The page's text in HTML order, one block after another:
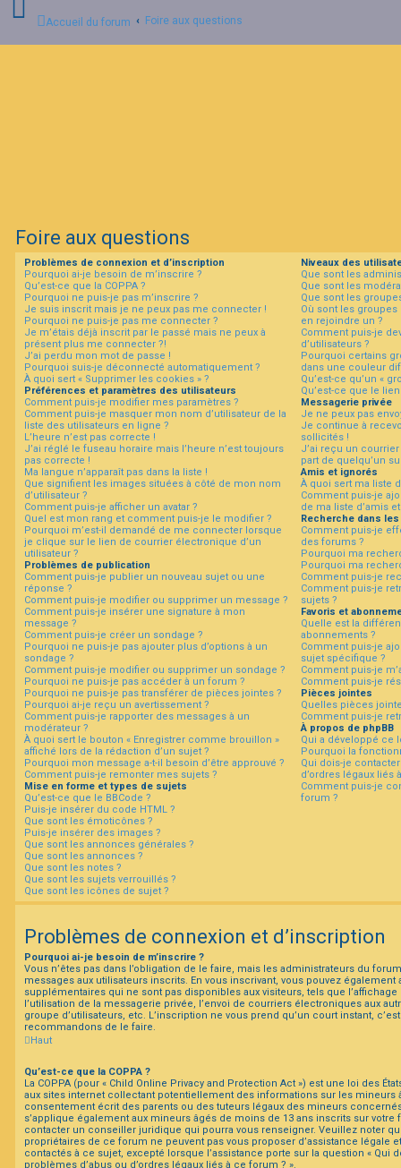
I
Accueil du forum Foire aux questions
Foire aux questions
Problèmes de connexion et d’inscription
Pourquoi ai-je besoin de m’inscrire ?
Qu’est-ce que la COPPA ?
Pourquoi ne puis-je pas m’inscrire ?
Je suis inscrit mais je ne peux pas me connecter !
Pourquoi ne puis-je pas me connecter ?
Je m’étais déjà inscrit par le passé mais ne peux à
présent plus me connecter ?!
J’ai perdu mon mot de passe !
Pourquoi suis-je déconnecté automatiquement ?
À quoi sert « Supprimer les cookies » ?
Préférences et paramètres des utilisateurs
Comment puis-je modifier mes paramètres ?
Comment puis-je masquer mon nom d’utilisateur de la
liste des utilisateurs en ligne ?
L’heure n’est pas correcte !
J’ai réglé le fuseau horaire mais l’heure n’est toujours
pas correcte !
Ma langue n’apparaît pas dans la liste !
Que signifient les images situées à côté de mon nom
d’utilisateur ?
Comment puis-je afficher un avatar ?
Quel est mon rang et comment puis-je le modifier ?
Pourquoi m’est-il demandé de me connecter lorsque
je clique sur le lien de courrier électronique d’un
utilisateur ?
Problèmes de publication
Comment puis-je publier un nouveau sujet ou une
réponse ?
Comment puis-je modifier ou supprimer un message ?
Comment puis-je insérer une signature à mon
message ?
Comment puis-je créer un sondage ?
Pourquoi ne puis-je pas ajouter plus d’options à un
sondage ?
Comment puis-je modifier ou supprimer un sondage ?
Pourquoi ne puis-je pas accéder à un forum ?
Pourquoi ne puis-je pas transférer de pièces jointes ?
Pourquoi ai-je reçu un avertissement ?
Comment puis-je rapporter des messages à un
modérateur ?
À quoi sert le bouton « Enregistrer comme brouillon »
affiché lors de la rédaction d’un sujet ?
Pourquoi mon message a-t-il besoin d’être approuvé ?
Comment puis-je remonter mes sujets ?
Mise en forme et types de sujets
Qu’est-ce que le BBCode ?
Puis-je insérer du code HTML ?
Que sont les émoticônes ?
Puis-je insérer des images ?
Que sont les annonces générales ?
Que sont les annonces ?
Que sont les notes ?
Que sont les sujets verrouillés ?
Que sont les icônes de sujet ?
Niveaux des
Que sont les
Que sont les
Que sont les
Où sont les
en rejoindre un ?
Comment puis-je
d’utilisateurs ?
Pourquoi certains
dans une couleur
Qu’est-ce qu’un «
Qu’est-ce que le lien
Messagerie privée
Je ne peux pas
Je continue à
sollicités !
J’ai reçu un
part de quelqu’un
Amis et ignorés
À quoi sert ma liste
Comment puis-je
de ma liste d’amis
Recherche dans
Comment puis-je
des forums ?
Pourquoi ma
Pourquoi ma
Comment puis-je
Comment puis-je
sujets ?
Favoris et
Quelle est la
abonnements ?
Comment puis-je
sujet spécifique ?
Comment puis-je
Comment puis-je
Pièces jointes
Quelles pièces
Comment puis-je
À propos de phpBB
Qui a développé ce
Pourquoi la
Qui dois-je
d’ordres légaux liés
Comment puis-je
forum ?
Problèmes de connexion et d’inscription
Pourquoi ai-je besoin de m’inscrire ?
Vous n’êtes pas dans l’obligation de le faire, mais les administrateurs du
messages aux utilisateurs inscrits. En vous inscrivant, vous pouvez
supplémentaires qui ne sont pas disponibles aux visiteurs, tels que l’affichage
l’utilisation de la messagerie privée, l’envoi de courriers électroniques aux
groupe d’utilisateurs, etc. L’inscription ne vous prend qu’un court instant,
recommandons de le faire.
Haut
Qu’est-ce que la COPPA ?
La COPPA (pour « Child Online Privacy and Protection Act ») est une loi des
aux sites internet collectant potentiellement des informations sur les mineurs
consentement écrit des parents ou des tuteurs légaux des mineurs
s’applique également aux mineurs âgés de moins de 13 ans inscrits sur
contacter un conseiller juridique qui pourra vous renseigner. Veuillez noter
propriétaires de ce forum ne peuvent pas vous proposer d’assistance légale
contactés à ce sujet, excepté lorsque l’assistance porte sur la question « Qui
problèmes d’abus ou d’ordres légaux liés à ce forum ? ».